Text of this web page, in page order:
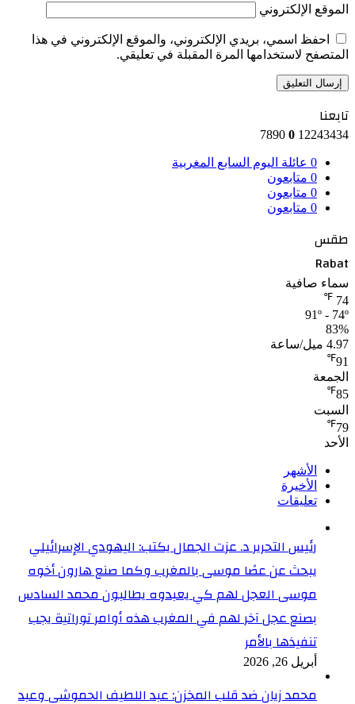
الموقع الإلكتروني
احفظ اسمي، بريدي الإلكتروني، والموقع الإلكتروني في هذا
المتصفح لاستخدامها المرة المقبلة في تعليقي.
تابعنا
12243434
0
0 عائلة اليوم السابع المغربية
0 متابعون
0 متابعون
0 متابعون
طقس
Rabat
سماء صافية
74
℉
91º - 74º
83%
4.97 ميل/ساعة
91
℉
الجمعة
85
℉
السبت
79
℉
الأحد
الأشهر
الأخيرة
تعليقات
رئيس التحرير د. عزت الجمال يكتب: اليهودي الإسرائيلي
يبحث عن عصًا موسى بالمغرب وكما صنع هارون أخوه
موسى العجل لهم كي يعبدوه يطالبون محمد السادس
بصنع عجل آخر لهم في المغرب هذه أوامر توراتية يجب
تنفيذها بالأمر
أبريل 26, 2026
محمد زيان ضد قلب المخزن: عبد اللطيف الحموشي وعبد